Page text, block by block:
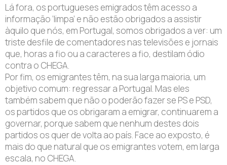
Lá fora, os portugueses emigrados têm acesso a
informação ‘limpa’ e não estão obrigados a assistir
àquilo que nós, em Portugal, somos obrigados a ver: um
triste desfile de comentadores nas televisões e jornais
que, horas a fio ou a caracteres a fio, destilam ódio
contra o CHEGA.
Por fim, os emigrantes têm, na sua larga maioria, um
objetivo comum: regressar a Portugal. Mas eles
também sabem que não o poderão fazer se PS e PSD,
os partidos que os obrigaram a emigrar, continuarem a
governar, porque sabem que nenhum destes dois
partidos os quer de volta ao país. Face ao exposto, é
mais do que natural que os emigrantes votem, em larga
escala, no CHEGA.